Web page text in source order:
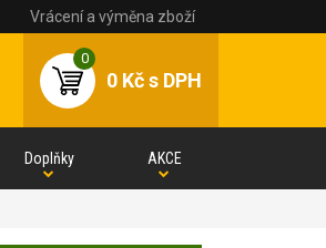
Vrácení a výměna zboží
0
0 Kčs DPH
Doplňky AKCE